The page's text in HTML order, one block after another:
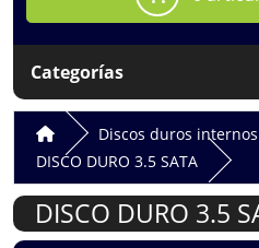
Categorías
Discos duros internos
DISCO DURO 3.5 SATA
DISCO DURO 3.5